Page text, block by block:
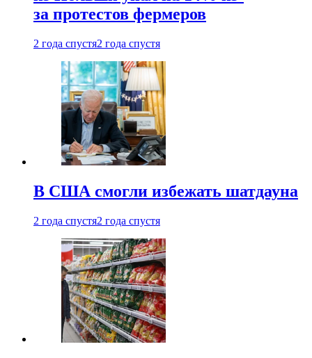
за протестов фермеров
2 года спустя2 года спустя
В США смогли избежать шатдауна
2 года спустя2 года спустя